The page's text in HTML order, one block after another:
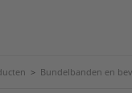
> Bundelbanden en